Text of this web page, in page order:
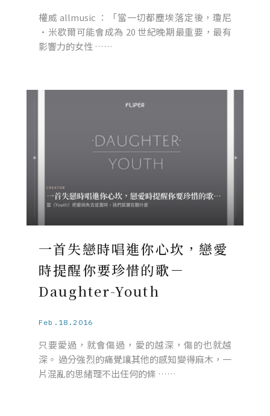
權威 allmusic ：「當一切都塵埃落定後，瓊尼
·米歇爾可能會成為 20 世紀晚期最重要，最有
影響力的女性 ……
一首失戀時唱進你心坎，戀愛
時提醒你要珍惜的歌－
Daughter-Youth
Feb.18.2016
只要愛過，就會傷過，愛的越深，傷的也就越
深。 過分強烈的痛覺讓其他的感知變得麻木，一
片混亂的思緒理不出任何的條 ……